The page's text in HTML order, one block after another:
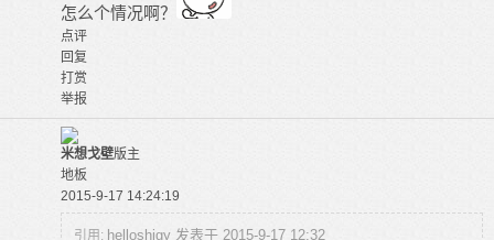
怎么个情况啊？
点评
回复
打赏
举报
米想戈壁版主
地板
2015-9-17 14:24:19
引用: helloshigy 发表于 2015-9-17 12:32